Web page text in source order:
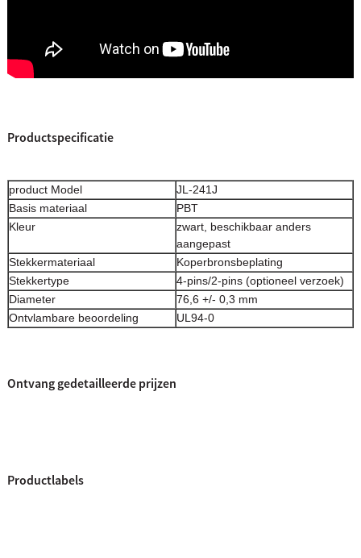
Productspecificatie
product Model
JL-241J
Basis materiaal
PBT
Kleur
zwart, beschikbaar anders
aangepast
Stekkermateriaal
Koperbronsbeplating
Stekkertype
4-pins/2-pins (optioneel verzoek)
Diameter
76,6 +/- 0,3 mm
Ontvlambare beoordeling
UL94-0
Ontvang gedetailleerde prijzen
Productlabels